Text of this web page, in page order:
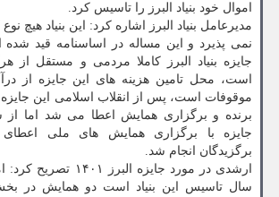
اموال خود بنیاد البرز را تاسیس کرد.
مدیرعامل بنیاد البرز اشاره کرد: این بنیاد هیچ
نمی پذیرد و این مساله در اساسنامه قید
جایزه بنیاد البرز کاملا مردمی و مستقل از
است، محل تامین هزینه های این جایزه از
موقوفات است، پس از انقلاب اسلامی این
جایزه با برگزاری همایش های ملی
برگزیدگان انجام شد.
ارشدی در مورد جایزه
سال تاسیس این بنیاد است دو همایش در